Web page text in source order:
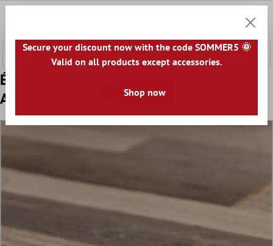
Panier
Échantillon Mosaïque Carrelage Bois Paris
Auto Adhésif Brun Beige
Secure your discount now with the code SOMMER5 🌞
Valid on all products except accessories.
Shop now